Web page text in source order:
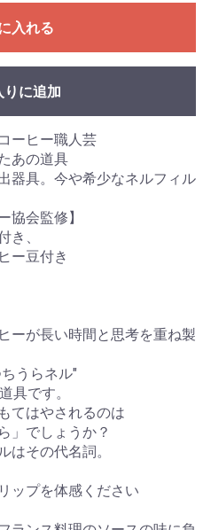
入れる
りに追加
ーヒー職人芸
あの道具
器具。今や希少なネルフィル
協会監修】
き、
ー豆付き
ーが長い時間と思考を重ね製
うらネル"
具です。
てはやされるのは
」でしょうか？
はその代名詞。
ップを体感ください